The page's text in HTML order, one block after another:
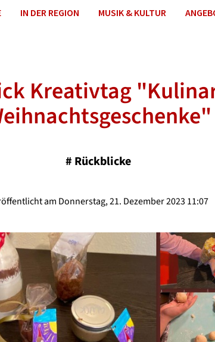
IN DER REGION MUSIK & KULTUR
Kreativtag
# Rückblicke
am Donnerstag, 21. Dezember 2023 11:07